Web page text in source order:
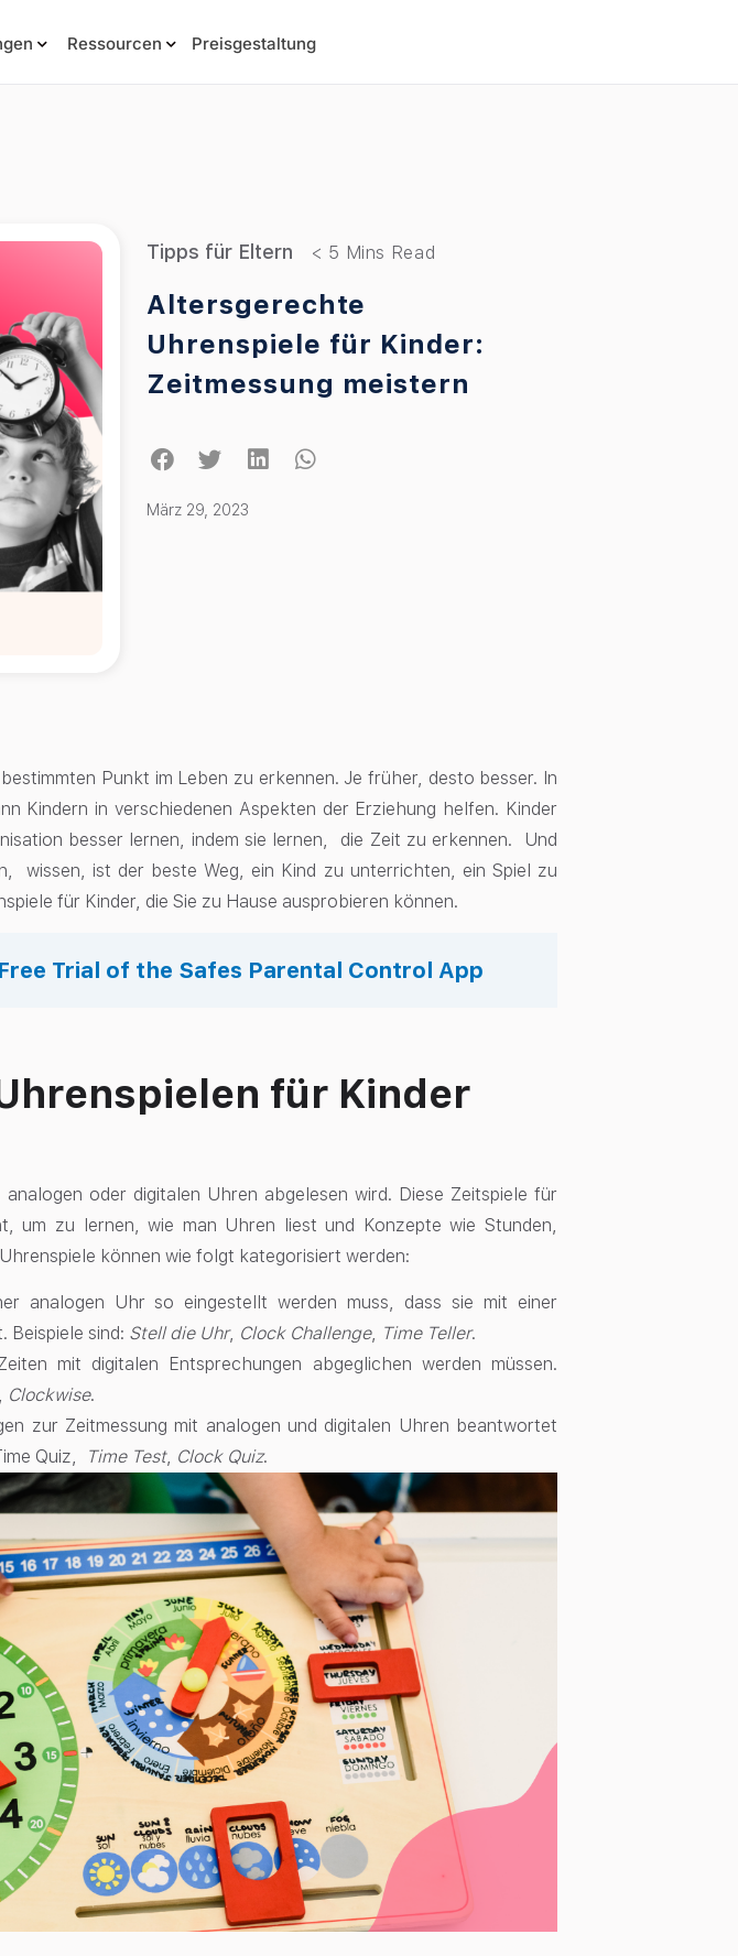
Ressourcen Preisgestaltung
Tipps für Eltern
Altersgerechte
Uhrenspiele für Kinder:
Zeitmessung meistern
März 29, 2023
Punkt im Leben zu erkennen. Je früher, desto besser. In
Kindern in verschiedenen Aspekten der Erziehung helfen. Kinder
besser lernen, indem sie lernen, die Zeit zu erkennen. Und
wissen, ist der beste Weg, ein Kind zu unterrichten, ein Spiel zu
für Kinder, die Sie zu Hause ausprobieren können.
Trial of the Safes Parental Control App
für Kinder
oder digitalen Uhren abgelesen wird. Diese Zeitspiele für
um zu lernen, wie man Uhren liest und Konzepte wie Stunden,
können wie folgt kategorisiert werden:
analogen Uhr so eingestellt werden muss, dass sie mit einer
Beispiele sind: Stell die Uhr, Clock Challenge, Time Teller.
mit digitalen Entsprechungen abgeglichen werden müssen.
Clockwise.
zur Zeitmessung mit analogen und digitalen Uhren beantwortet
Quiz,
Time Test, Clock Quiz.